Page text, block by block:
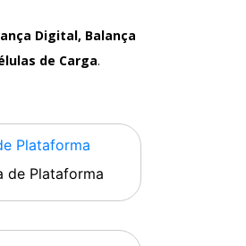
Digital, Balança
de Carga.
de Plataforma